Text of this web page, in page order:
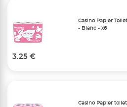
Casino Papier
- Blanc - x6
3.25 €
Casino Papier